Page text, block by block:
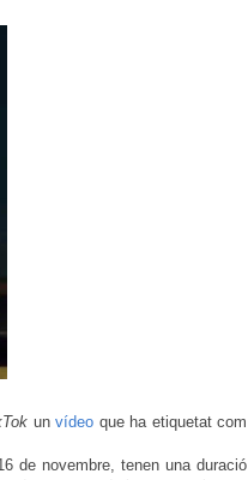
un vídeo que ha etiquetat com
de novembre, tenen una duració